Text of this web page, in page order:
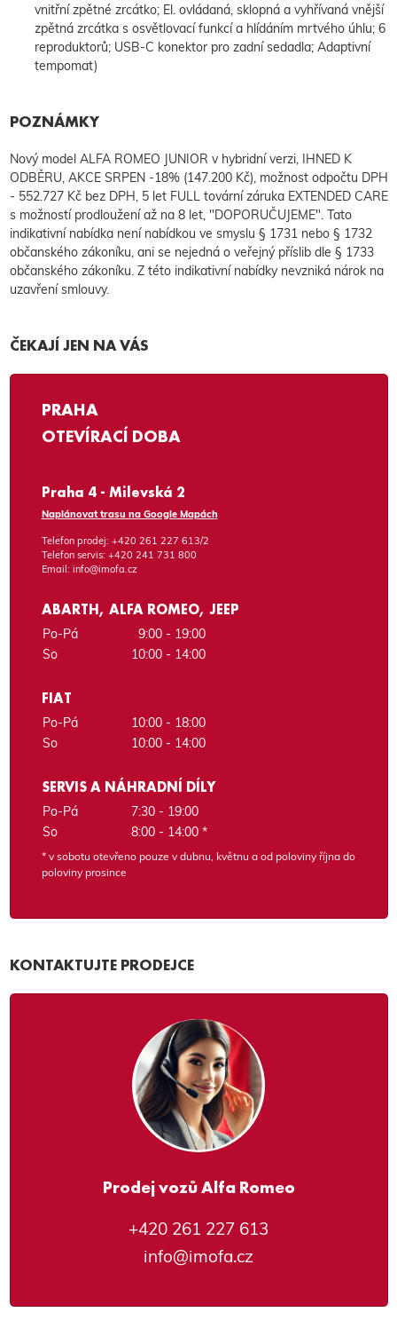
vnitřní zpětné zrcátko; El. ovládaná, sklopná a vyhřívaná vnější
zpětná zrcátka s osvětlovací funkcí a hlídáním mrtvého úhlu; 6
reproduktorů; USB-C konektor pro zadní sedadla; Adaptivní
tempomat)
POZNÁMKY
Nový model ALFA ROMEO JUNIOR v hybridní verzi, IHNED K
ODBĚRU, AKCE SRPEN -18% (147.200 Kč), možnost odpočtu DPH
- 552.727 Kč bez DPH, 5 let FULL tovární záruka EXTENDED CARE
s možností prodloužení až na 8 let, "DOPORUČUJEME". Tato
indikativní nabídka není nabídkou ve smyslu § 1731 nebo § 1732
občanského zákoníku, ani se nejedná o veřejný příslib dle § 1733
občanského zákoníku. Z této indikativní nabídky nevzniká nárok na
uzavření smlouvy.
ČEKAJÍ JEN NA VÁS
PRAHA
OTEVÍRACÍ DOBA
Praha 4 - Milevská 2
Naplánovat trasu na Google Mapách
Telefon prodej: +420 261 227 613/2
Telefon servis: +420 241 731 800
Email: info@imofa.cz
ABARTH, ALFA ROMEO, JEEP
Po-Pá
9:00 - 19:00
So
10:00 - 14:00
FIAT
Po-Pá
10:00 - 18:00
So
10:00 - 14:00
SERVIS A NÁHRADNÍ DÍLY
Po-Pá
7:30 - 19:00
So
8:00 - 14:00 *
* v sobotu otevřeno pouze v dubnu, květnu a od poloviny října do
poloviny prosince
KONTAKTUJTE PRODEJCE
Prodej vozů Alfa Romeo
+420 261 227 613
info@imofa.cz